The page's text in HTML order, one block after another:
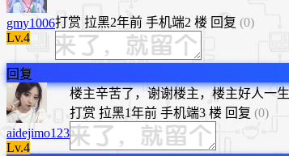
gmy1006
Lv.4
打赏 拉黑2年前 手机端2 楼 回复 (0)
回复
aidejimo123
Lv.4
楼主辛苦了，谢谢楼主，楼主好人一生
打赏 拉黑1年前 手机端3 楼 回复 (0)